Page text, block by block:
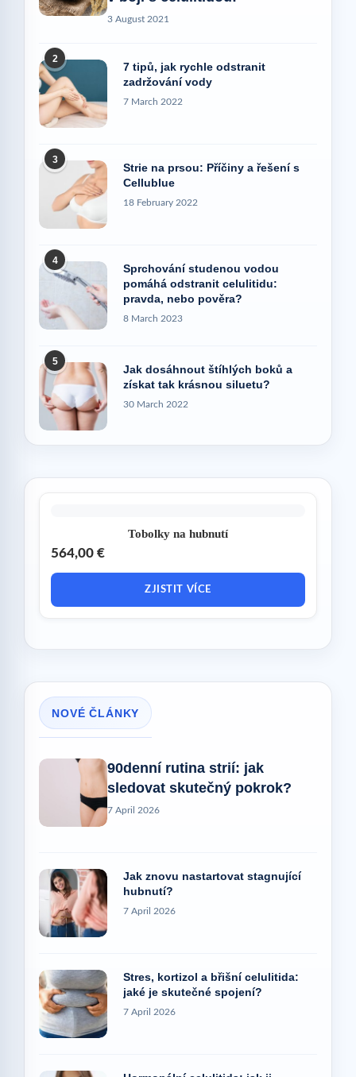
3 August 2021
2
7 tipů, jak rychle odstranit
zadržování vody
7 March 2022
3
Strie na prsou: Příčiny a řešení s
Cellublue
18 February 2022
4
Sprchování studenou vodou
pomáhá odstranit celulitidu:
pravda, nebo pověra?
8 March 2023
5
Jak dosáhnout štíhlých boků a
získat tak krásnou siluetu?
30 March 2022
Tobolky na hubnutí
564,00 €
ZJISTIT VÍCE
NOVÉ ČLÁNKY
90denní rutina strií: jak
sledovat skutečný pokrok?
7 April 2026
Jak znovu nastartovat stagnující
hubnutí?
7 April 2026
Stres, kortizol a břišní celulitida:
jaké je skutečné spojení?
7 April 2026